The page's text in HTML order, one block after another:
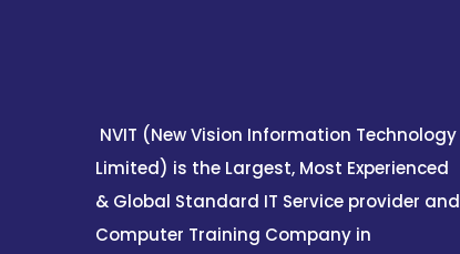
NVIT (New Vision Information Technology
Limited) is the Largest, Most Experienced
& Global Standard IT Service provider and
Computer Training Company in